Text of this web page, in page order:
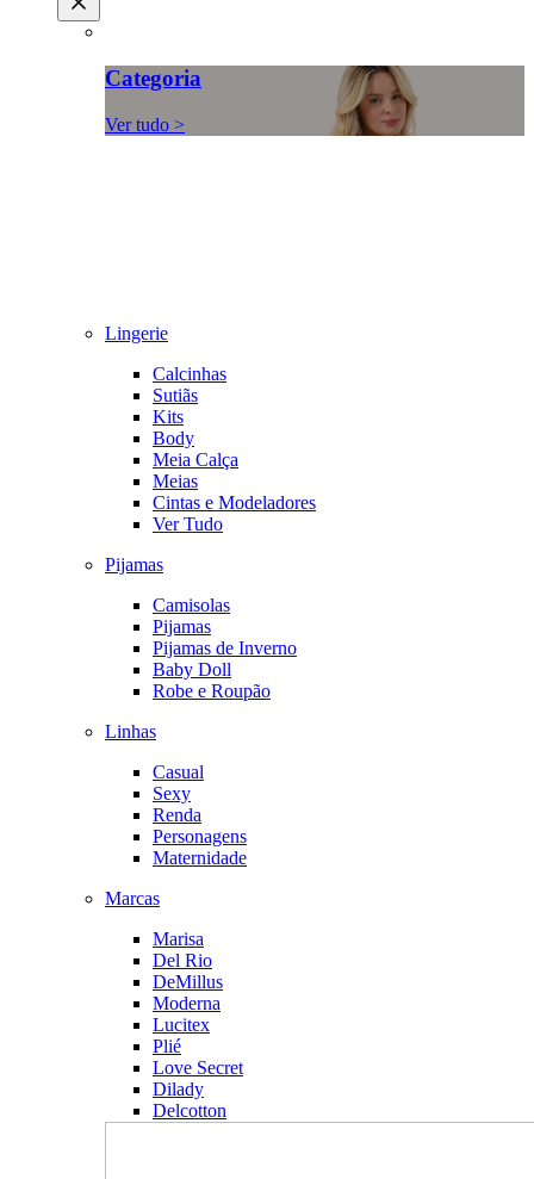
Categoria
Ver tudo >
Lingerie
Calcinhas
Sutiãs
Kits
Body
Meia Calça
Meias
Cintas e Modeladores
Ver Tudo
Pijamas
Camisolas
Pijamas
Pijamas de Inverno
Baby Doll
Robe e Roupão
Linhas
Casual
Sexy
Renda
Personagens
Maternidade
Marcas
Marisa
Del Rio
DeMillus
Moderna
Lucitex
Plié
Love Secret
Dilady
Delcotton